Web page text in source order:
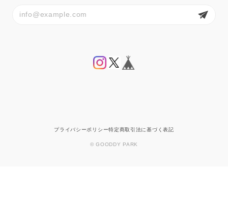
プライバシーポリシー特定商取引法に基づく表記
© GOODDY PARK